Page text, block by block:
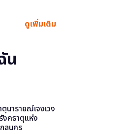
ดูเพิ่มเติม
น
นารายณ์เจงเวง
งคธาตุแห่ง
ลนคร